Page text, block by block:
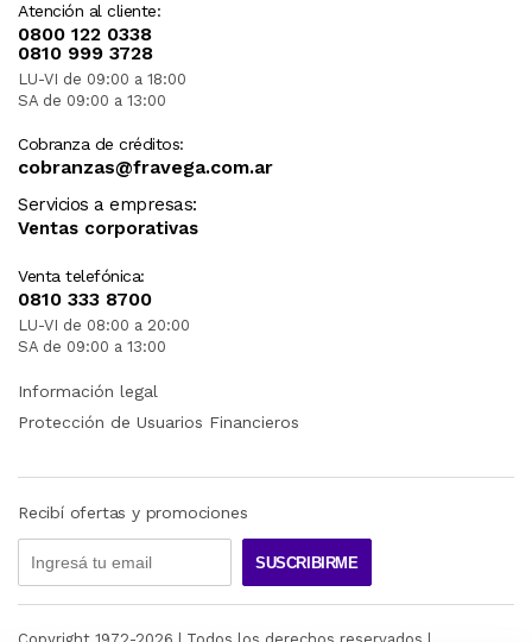
Atención al cliente:
0800 122 0338
0810 999 3728
LU-VI de 09:00 a 18:00
SA de 09:00 a 13:00
Cobranza de créditos:
cobranzas@fravega.com.ar
Servicios a empresas:
Ventas corporativas
Venta telefónica:
0810 333 8700
LU-VI de 08:00 a 20:00
SA de 09:00 a 13:00
Información legal
Protección de Usuarios Financieros
Recibí ofertas y promociones
SUSCRIBIRME